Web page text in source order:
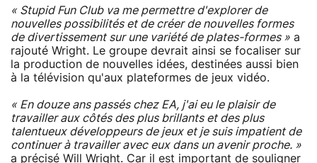
« Stupid Fun Club va me permettre d'explorer de
nouvelles possibilités et de créer de nouvelles formes
de divertissement sur une variété de plates-formes » a
rajouté Wright. Le groupe devrait ainsi se focaliser sur
la production de nouvelles idées, destinées aussi bien
à la télévision qu'aux plateformes de jeux vidéo.
« En douze ans passés chez EA, j'ai eu le plaisir de
travailler aux côtés des plus brillants et des plus
talentueux développeurs de jeux et je suis impatient de
continuer à travailler avec eux dans un avenir proche. »
a précisé Will Wright. Car il est important de souligner